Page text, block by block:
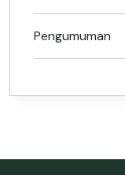
Pengumuman